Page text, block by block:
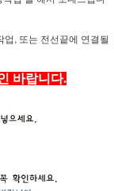
, 또는 전선끝에 연결될
바랍니다.